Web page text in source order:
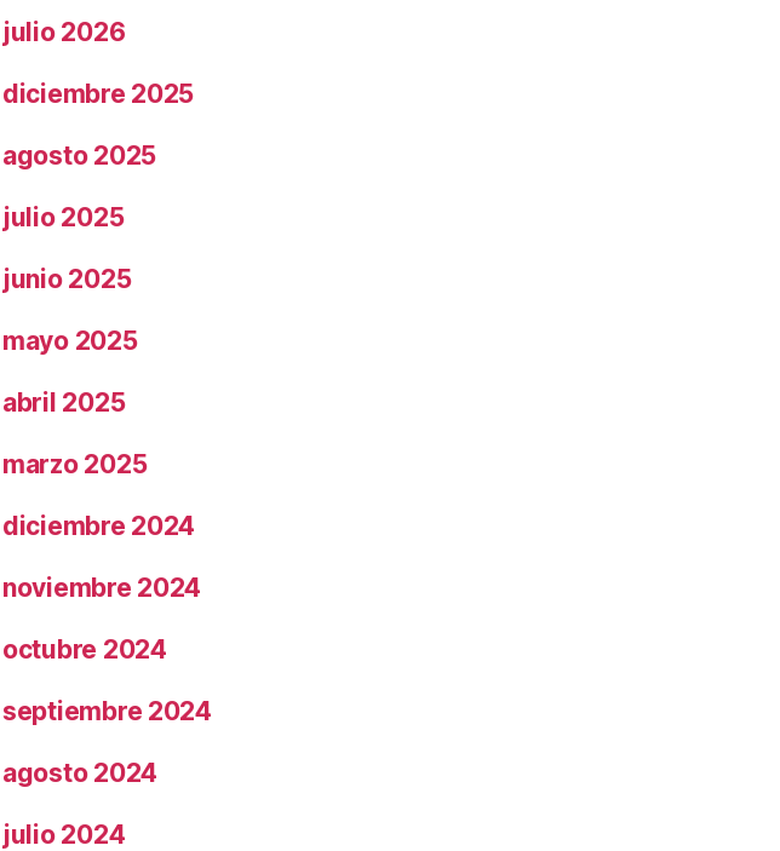
julio 2026
diciembre 2025
agosto 2025
julio 2025
junio 2025
mayo 2025
abril 2025
marzo 2025
diciembre 2024
noviembre 2024
octubre 2024
septiembre 2024
agosto 2024
julio 2024